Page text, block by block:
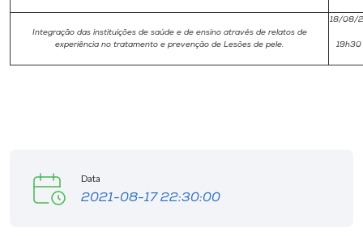
Integração das instituições de saúde e de ensino através de relatos de
experiência no tratamento e prevenção de Lesões de pele.
18/08/
19h30
Data
2021-08-17 22:30:00